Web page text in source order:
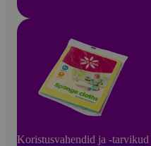
Koristusvahendid ja -tarvikud